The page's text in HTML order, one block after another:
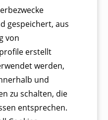
gespeichert, aus
von
erstellt
werden,
und
zu schalten, die
entsprechen.